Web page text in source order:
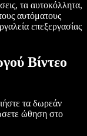
τα αυτοκόλλητα,
αυτόματους
επεξεργασίας
Βίντεο
τα δωρεάν
ώθηση στο